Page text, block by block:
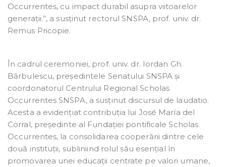
Occurrentes, cu impact durabil asupra viitoarelor
generații.”, a susținut rectorul SNSPA, prof. univ. dr.
Remus Pricopie.
În cadrul ceremoniei, prof. univ. dr. Iordan Gh.
Bărbulescu, președintele Senatului SNSPA și
coordonatorul Centrului Regional Scholas
Occurrentes SNSPA, a susținut discursul de laudatio.
Acesta a evidențiat contribuția lui José María del
Corral, președinte al Fundației pontificale Scholas
Occurrentes, la consolidarea cooperării dintre cele
două instituții, subliniind rolul său esențial în
promovarea unei educații centrate pe valori umane,